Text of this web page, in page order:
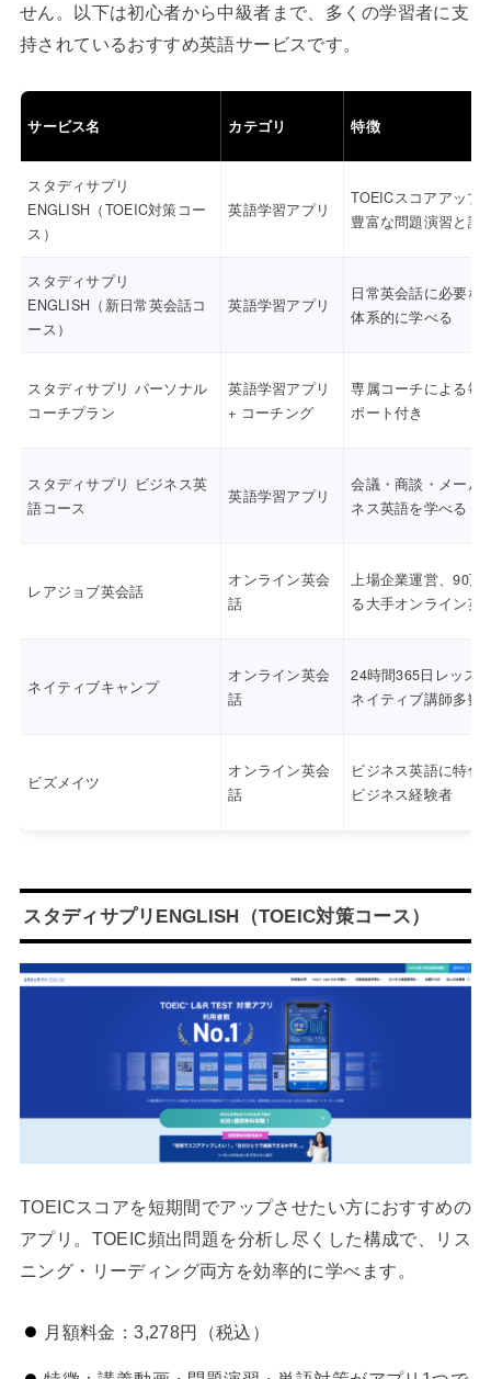
せん。以下は初心者から中級者まで、多くの学習者に支
持されているおすすめ英語サービスです。
サービス名 カテゴリ 特徴
スタディサプリ
ENGLISH（TOEIC対策コー
ス）
英語学習アプリ
TOEICスコアアップ
豊富な問題演習と講
スタディサプリ
ENGLISH（新日常英会話コ
ース）
英語学習アプリ
日常英会話に必要な
体系的に学べる
スタディサプリ パーソナル
コーチプラン
英語学習アプリ
+ コーチング
専属コーチによる毎
ポート付き
スタディサプリ ビジネス英
語コース
英語学習アプリ
会議・商談・メール
ネス英語を学べる
レアジョブ英会話
オンライン英会
話
上場企業運営、90万
る大手オンライン英
ネイティブキャンプ
オンライン英会
話
24時間365日レッス
ネイティブ講師多数
ビズメイツ
オンライン英会
話
ビジネス英語に特化
ビジネス経験者
スタディサプリENGLISH（TOEIC対策コース）
TOEICスコアを短期間でアップさせたい方におすすめの
アプリ。TOEIC頻出問題を分析し尽くした構成で、リス
ニング・リーディング両方を効率的に学べます。
月額料金：3,278円（税込）